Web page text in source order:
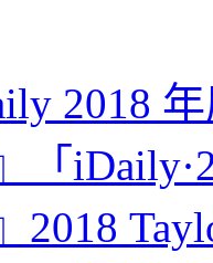
2018
「
2018